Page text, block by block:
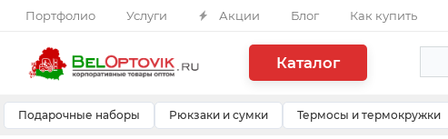
Портфолио Услуги Акции Блог Как купить
Каталог
Подарочные наборы Рюкзаки и сумки Термосы и термокружки